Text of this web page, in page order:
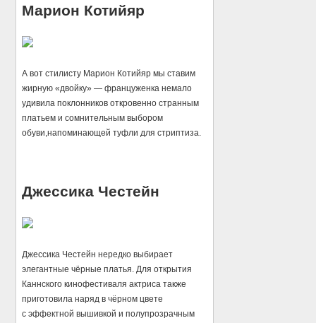
Марион Котийяр
А вот стилисту Марион Котийяр мы ставим
жирную «двойку» — француженка немало
удивила поклонников откровенно странным
платьем и сомнительным выбором
обуви,напоминающей туфли для стриптиза.
Джессика Честейн
Джессика Честейн нередко выбирает
элегантные чёрные платья. Для открытия
Каннского кинофестиваля актриса также
приготовила наряд в чёрном цвете
с эффектной вышивкой и полупрозрачным